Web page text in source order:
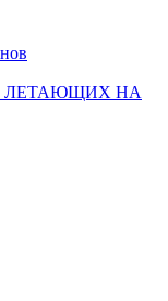
ЛЕТАЮЩИХ НА